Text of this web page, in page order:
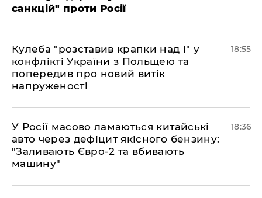
санкцій" проти Росії
Кулеба "розставив крапки над і" у
конфлікті України з Польщею та
попередив про новий витік
напруженості
18:55
У Росії масово ламаються китайські
авто через дефіцит якісного бензину:
"Заливають Євро-2 та вбивають
машину"
18:36